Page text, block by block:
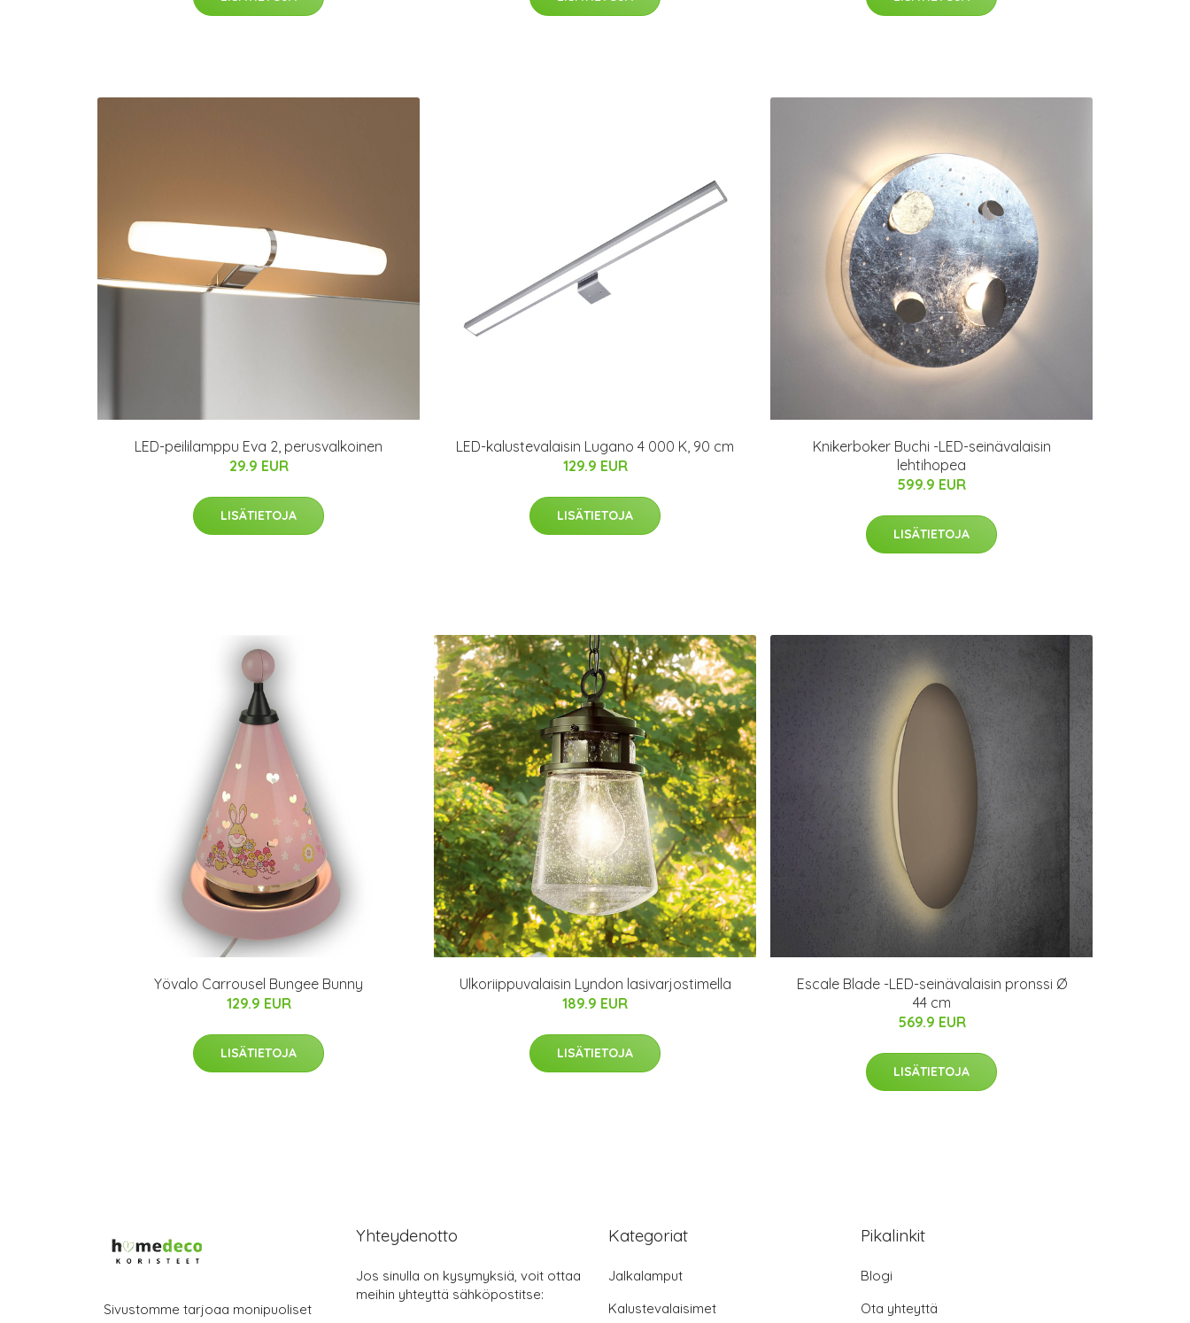
LED-peililamppu Eva 2, perusvalkoinen
29.9 EUR
LISÄTIETOJA
LED-kalustevalaisin Lugano 4 000 K, 90 cm
129.9 EUR
LISÄTIETOJA
Knikerboker Buchi -LED-seinävalaisin
lehtihopea
599.9 EUR
LISÄTIETOJA
Yövalo Carrousel Bungee Bunny
129.9 EUR
LISÄTIETOJA
Ulkoriippuvalaisin Lyndon lasivarjostimella
189.9 EUR
LISÄTIETOJA
Escale Blade -LED-seinävalaisin pronssi Ø
44 cm
569.9 EUR
LISÄTIETOJA
Sivustomme tarjoaa monipuoliset
Yhteydenotto
Jos sinulla on kysymyksiä, voit ottaa
meihin yhteyttä sähköpostitse:
Kategoriat
Jalkalamput
Kalustevalaisimet
Pikalinkit
Blogi
Ota yhteyttä